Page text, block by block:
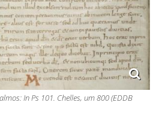
In Ps 101. Chelles, um 800 (EDDB